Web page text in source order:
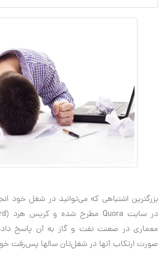
بزرگترین اشتباهی که می‌توانید در شغل خود
صورت ارتکاب آنها در شغل‌تان سالها پس‌رفت